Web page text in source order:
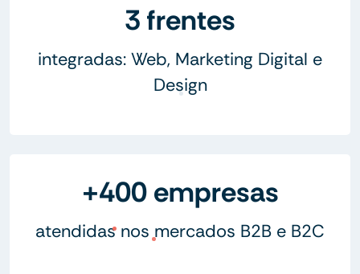
3 frentes
integradas: Web, Marketing Digital e
Design
+400 empresas
atendidas nos mercados B2B e B2C